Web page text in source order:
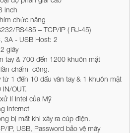
inch
chức năng
RS485 – TCP/IP ( RJ-45)
3A - USB Host: 2
giây
tay & 700 đến 1200 khuôn mặt
chấm công.
1 đến 10 dấu vân tay & 1 khuôn mặt
OUT.
lí Intel của Mỹ
Internet
bị mất khi xãy ra cúp điện.
IP, USB, Password bảo vệ máy